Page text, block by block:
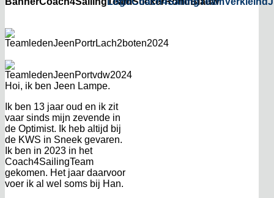
Hoi, ik ben Jeen Lampe.
Ik ben 13 jaar oud en ik zit
vaar sinds mijn zevende in
de Optimist. Ik heb altijd bij
de KWS in Sneek gevaren.
Ik ben in 2023 in het
Coach4SailingTeam
gekomen. Het jaar daarvoor
voer ik al wel soms bij Han.